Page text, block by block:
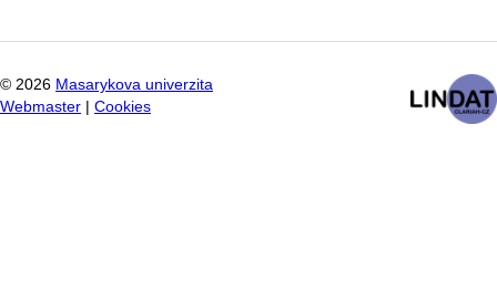
© 2026 Masarykova univerzita
Webmaster
Cookies